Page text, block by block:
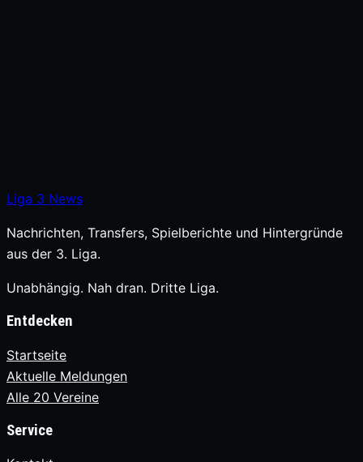
Liga 3 News
Nachrichten, Transfers, Spielberichte und Hintergründe
aus der 3. Liga.
Unabhängig. Nah dran. Dritte Liga.
Entdecken
Startseite
Aktuelle Meldungen
Alle 20 Vereine
Service